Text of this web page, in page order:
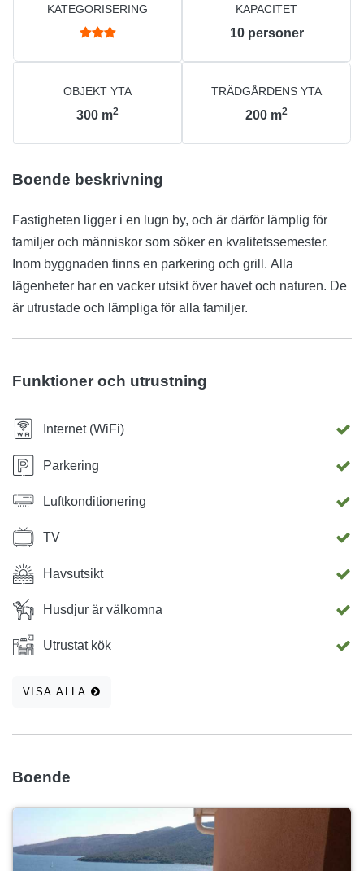
KATEGORISERING KAPACITET
10 personer
OBJEKT YTA
300 m2
TRÄDGÅRDENS YTA
200 m2
Boende beskrivning
Fastigheten ligger i en lugn by, och är därför lämplig för
familjer och människor som söker en kvalitetssemester.
Inom byggnaden finns en parkering och grill. Alla
lägenheter har en vacker utsikt över havet och naturen. De
är utrustade och lämpliga för alla familjer.
Funktioner och utrustning
Internet (WiFi)
Parkering
Luftkonditionering
TV
Havsutsikt
Husdjur är välkomna
Utrustat kök
VISA ALLA
Boende